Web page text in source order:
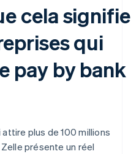
cela signifie
qui
pay by bank
plus de 100 millions
présente un réel